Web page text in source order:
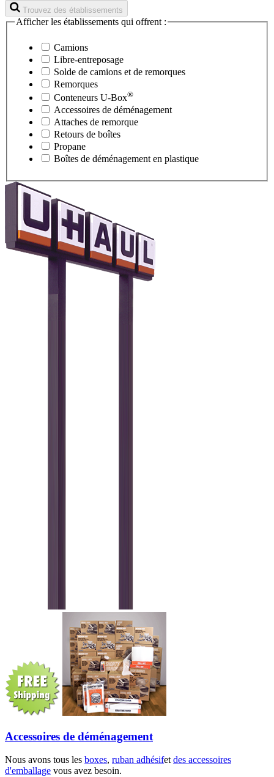
Trouvez des établissements
Afficher les établissements qui offrent :
Camions
Libre-entreposage
Solde de camions et de remorques
Remorques
Conteneurs U-Box®
Accessoires de déménagement
Attaches de remorque
Retours de boîtes
Propane
Boîtes de déménagement en plastique
Accessoires de déménagement
Nous avons tous les boxes, ruban adhésifetdes accessoires
d'emballage vous avez besoin.